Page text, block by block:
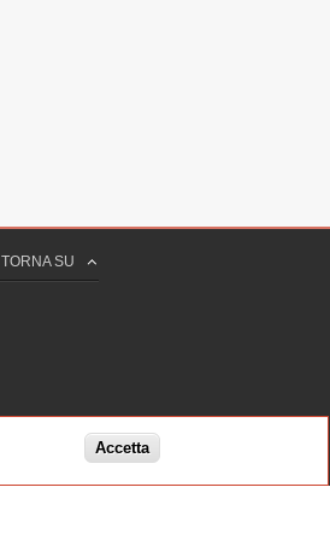
TORNA SU
Accetta